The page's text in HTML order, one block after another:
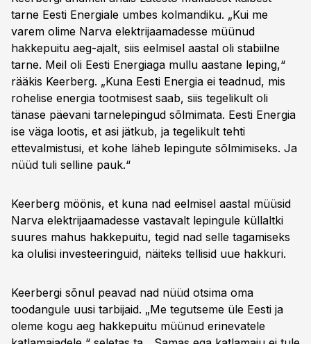
tarne Eesti Energiale umbes kolmandiku. „Kui me
varem olime Narva elektrijaamadesse müünud
hakkepuitu aeg-ajalt, siis eelmisel aastal oli stabiilne
tarne. Meil oli Eesti Energiaga mullu aastane leping,“
rääkis Keerberg. „Kuna Eesti Energia ei teadnud, mis
rohelise energia tootmisest saab, siis tegelikult oli
tänase päevani tarnelepingud sõlmimata. Eesti Energia
ise väga lootis, et asi jätkub, ja tegelikult tehti
ettevalmistusi, et kohe läheb lepingute sõlmimiseks. Ja
nüüd tuli selline pauk.“
Keerberg möönis, et kuna nad eelmisel aastal müüsid
Narva elektrijaamadesse vastavalt lepingule küllaltki
suures mahus hakkepuitu, tegid nad selle tagamiseks
ka olulisi investeeringuid, näiteks tellisid uue hakkuri.
Keerbergi sõnul peavad nad nüüd otsima oma
toodangule uusi tarbijaid. „Me tegutseme üle Eesti ja
oleme kogu aeg hakkepuitu müünud erinevatele